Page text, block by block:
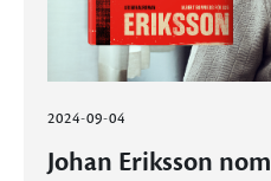
2024-09-04
Johan Eriksson